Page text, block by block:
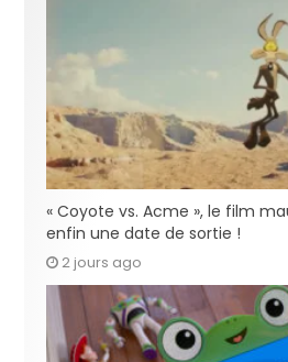
« Coyote vs. Acme », le film
enfin une date de sortie !
2 jours ago